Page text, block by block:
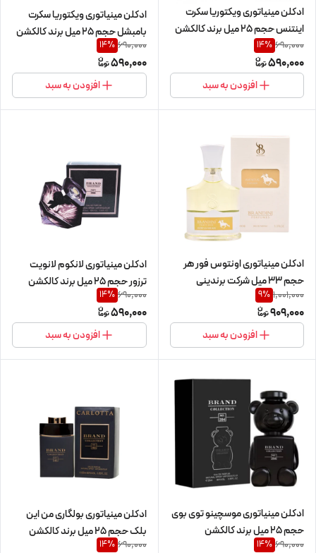
ادکلن مینیاتوری ویکتوریا سکرت
اینتنس حجم 25 میل برند کالکشن
690,000
14%
590,000
افزودن به سبد
ادکلن مینیاتوری ویکتوریا سکرت
بامبشل حجم 25 میل برند کالکشن
690,000
14%
590,000
افزودن به سبد
ادکلن مینیاتوری اونتوس فور هر
حجم 33 میل شرکت برندینی
1,001,000
9%
909,000
افزودن به سبد
ادکلن مینیاتوری لانکوم لانویت
ترزور حجم 25 میل برند کالکشن
690,000
14%
590,000
افزودن به سبد
ادکلن مینیاتوری موسچینو توی بوی
حجم 25 میل برند کالکشن
690,000
14%
ادکلن مینیاتوری بولگاری من این
بلک حجم 25 میل برند کالکشن
690,000
14%